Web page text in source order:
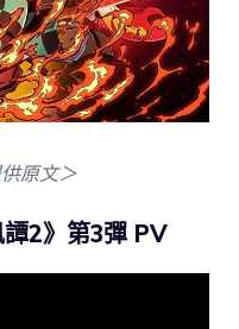
原文＞
譚2》第3彈 PV